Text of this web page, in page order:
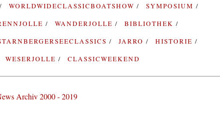
WORLDWIDECLASSICBOATSHOW
SYMPOSIUM
WANDERJOLLE
BIBLIOTHEK
JARRO
HISTORIE
WESERJOLLE CLASSICWEEKEND
Archiv 2000 - 2019